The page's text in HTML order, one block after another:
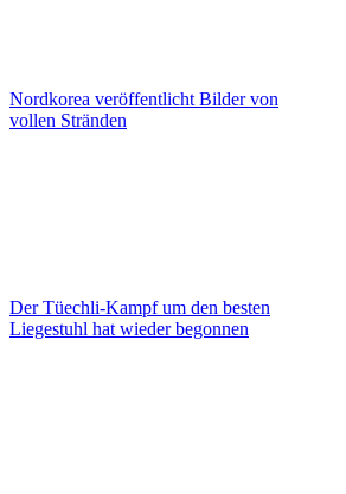
Nordkorea veröffentlicht Bilder von
vollen Stränden
Der Tüechli-Kampf um den besten
Liegestuhl hat wieder begonnen